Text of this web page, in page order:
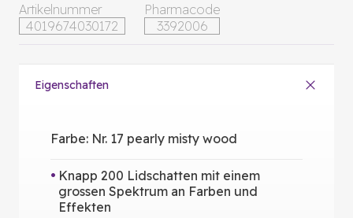
Artikelnummer
4019674030172
Pharmacode
3392006
Eigenschaften
Farbe: Nr. 17 pearly misty wood
Knapp 200 Lidschatten mit einem
grossen Spektrum an Farben und
Effekten